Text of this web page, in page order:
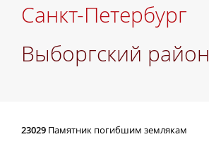
Санкт-Петербург
Выборгский район
23029 Памятник погибшим землякам